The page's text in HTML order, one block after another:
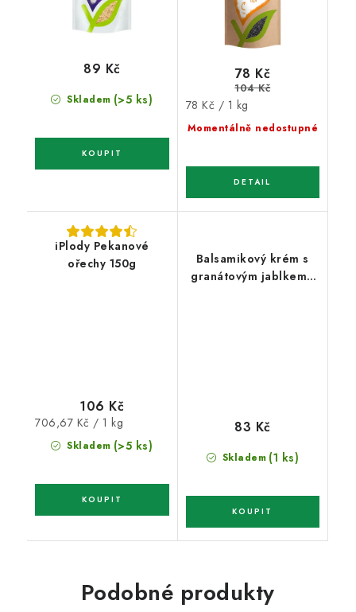
Skladem (>5 ks)
89 Kč
Momentálně nedostupné
78 Kč
104 Kč
Měrná
cena:
78 Kč / 1 kg
iPlody Pekanové
ořechy 150g
Skladem (>5 ks)
106 Kč
Měrná
cena:
706,67 Kč / 1 kg
Balsamikový krém s
granátovým jablkem -
Skladem (1 ks)
83 Kč
Podobné produkty